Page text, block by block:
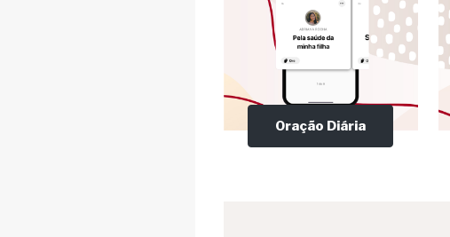
Oração Diária